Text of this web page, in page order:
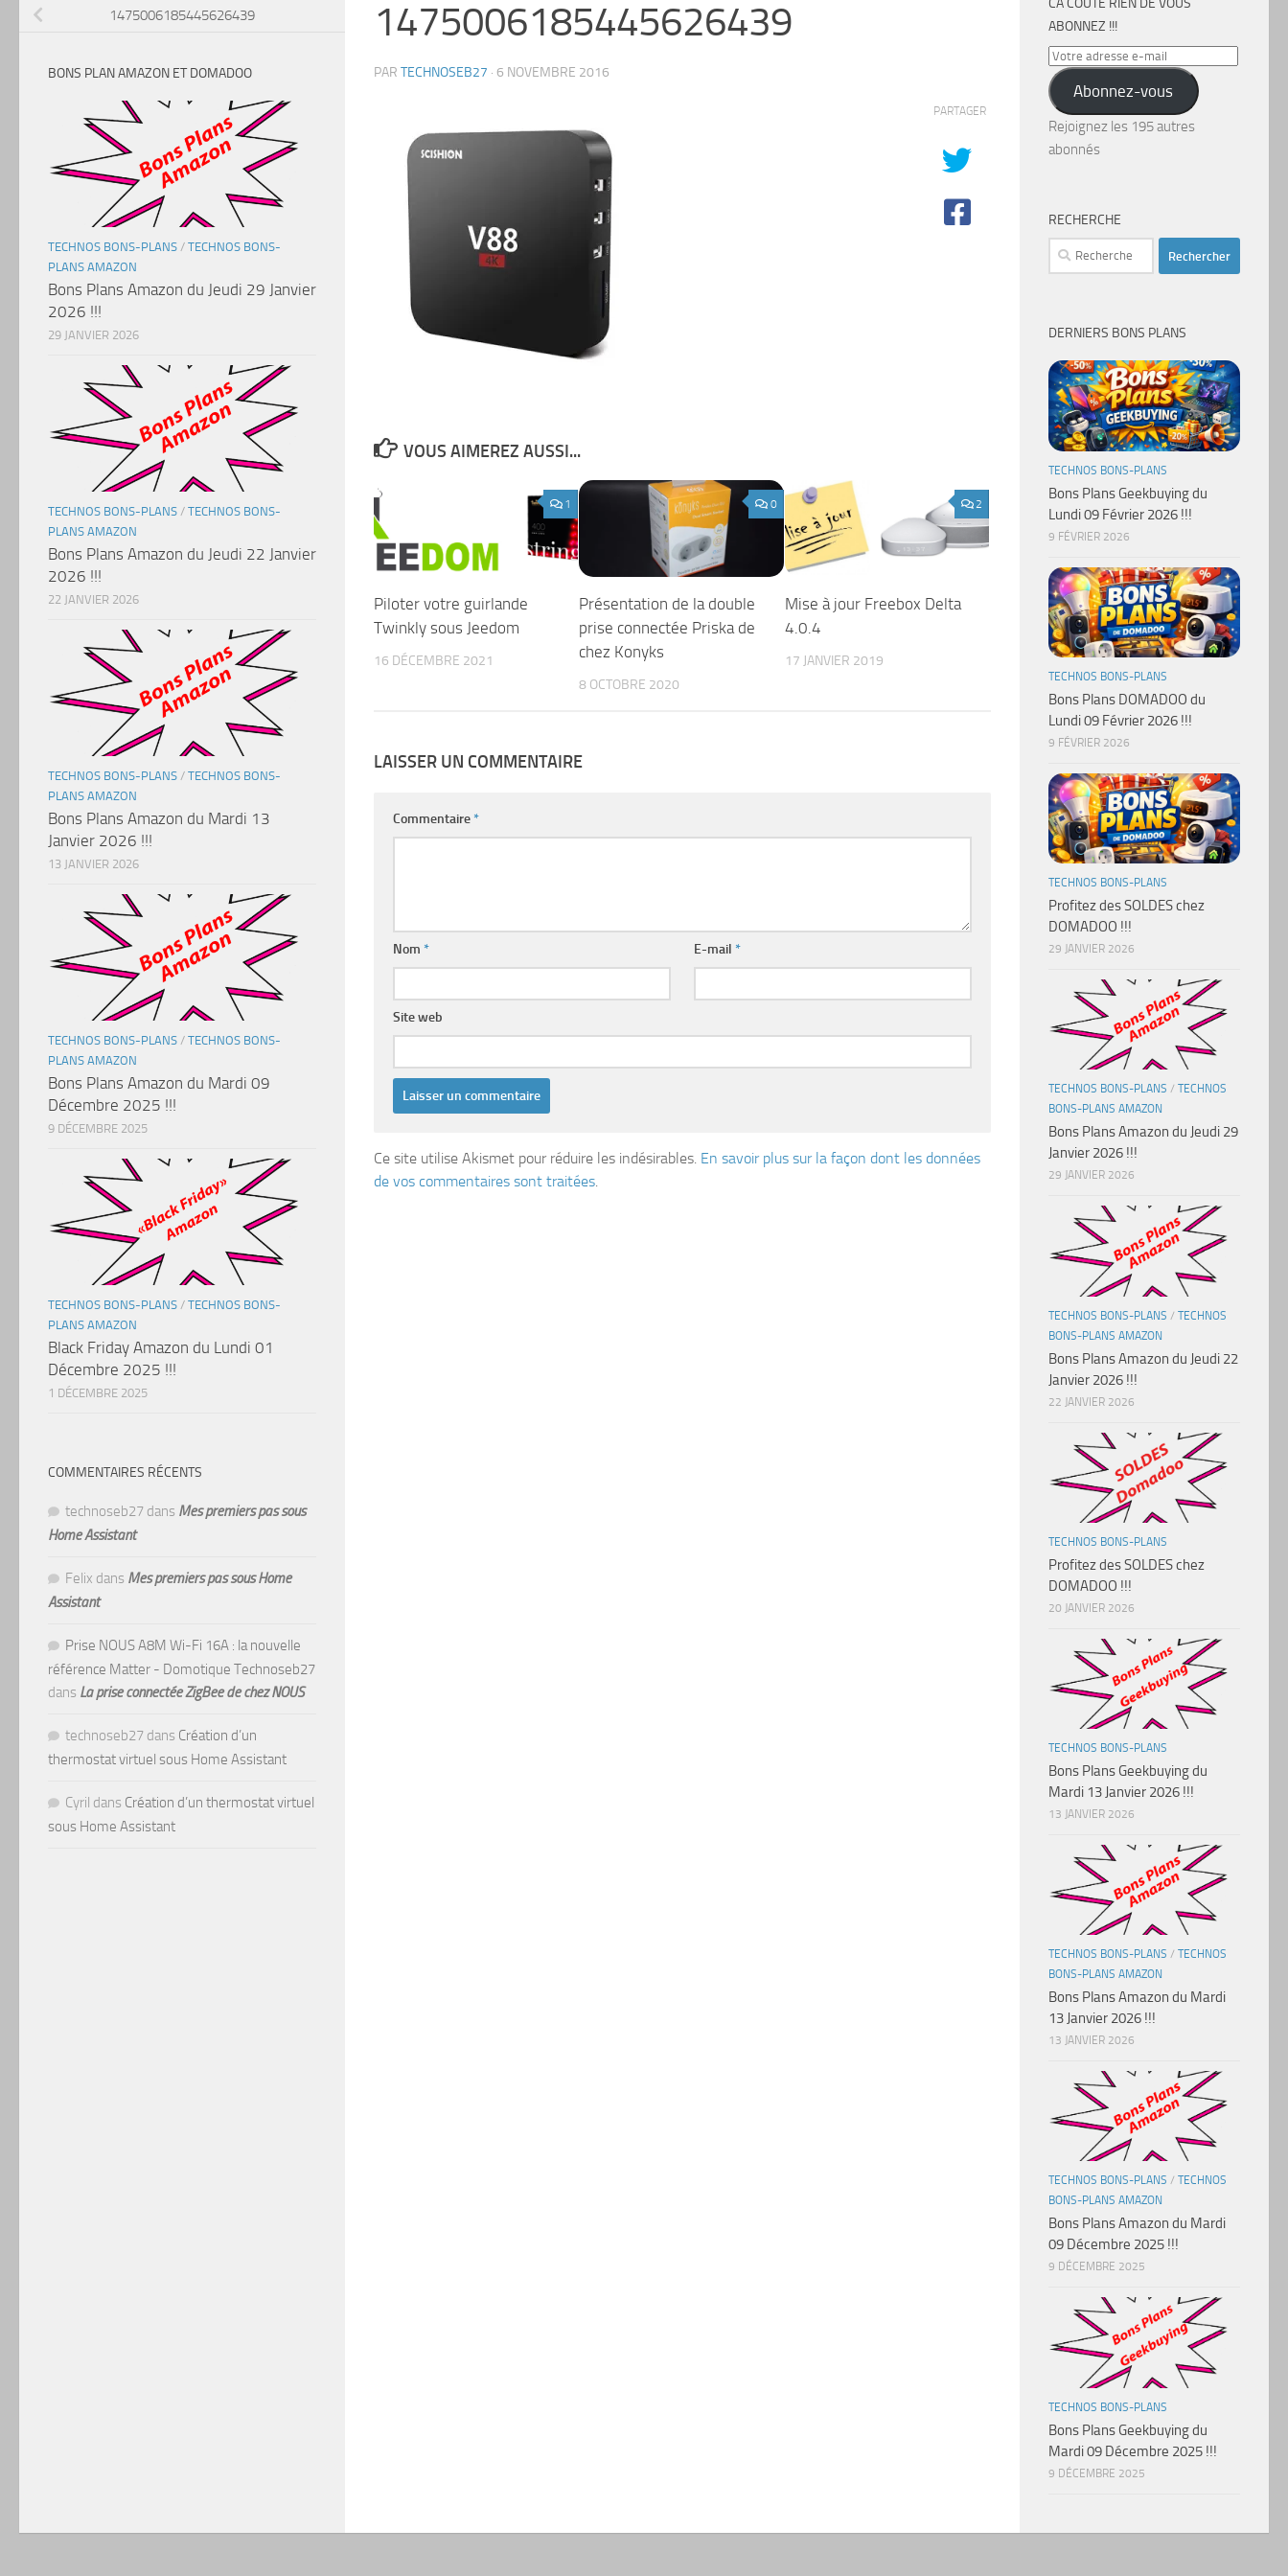
1475006185445626439
PAR TECHNOSEB27 · 6 NOVEMBRE 2016
PARTAGER
VOUS AIMEREZ AUSSI...
1
Piloter votre guirlande
Twinkly sous Jeedom
16 DÉCEMBRE 2021
0
Présentation de la double
prise connectée Priska de
chez Konyks
8 OCTOBRE 2020
2
Mise à jour Freebox Delta
4.0.4
17 JANVIER 2019
LAISSER UN COMMENTAIRE
Commentaire*
Nom * E-mail*
Site web
Ce site utilise Akismet pour réduire les indésirables. En savoir plus sur la façon dont les données
de vos commentaires sont traitées
1475006185445626439
BONS PLAN AMAZON ET DOMADOO
TECHNOS BONS-PLANS / TECHNOS BONS-
PLANS AMAZON
Bons Plans Amazon du Jeudi 29 Janvier
2026 !!!
29 JANVIER 2026
TECHNOS BONS-PLANS / TECHNOS BONS-
PLANS AMAZON
Bons Plans Amazon du Jeudi 22 Janvier
2026 !!!
22 JANVIER 2026
TECHNOS BONS-PLANS / TECHNOS BONS-
PLANS AMAZON
Bons Plans Amazon du Mardi 13
Janvier 2026 !!!
13 JANVIER 2026
TECHNOS BONS-PLANS / TECHNOS BONS-
PLANS AMAZON
Bons Plans Amazon du Mardi 09
Décembre 2025 !!!
9 DÉCEMBRE 2025
TECHNOS BONS-PLANS / TECHNOS BONS-
PLANS AMAZON
Black Friday Amazon du Lundi 01
Décembre 2025 !!!
1 DÉCEMBRE 2025
COMMENTAIRES RÉCENTS
technoseb27 dans Mes premiers pas sous
Home Assistant
Felix dans Mes premiers pas sous Home
Assistant
Prise NOUS A8M Wi-Fi 16A : la nouvelle
référence Matter - Domotique Technoseb27
dans La prise connectée ZigBee de chez NOUS
technoseb27 dans Création d’un
thermostat virtuel sous Home Assistant
Cyril dans Création d’un thermostat virtuel
sous Home Assistant
CA COÛTE RIEN DE VOUS
ABONNEZ !!!
Votre
adresse
e-
mail
Abonnez-vous
Rejoignez les 195 autres
abonnés
RECHERCHE
Rechercher :
DERNIERS BONS PLANS
TECHNOS BONS-PLANS
Bons Plans Geekbuying du
Lundi 09 Février 2026 !!!
9 FÉVRIER 2026
TECHNOS BONS-PLANS
Bons Plans DOMADOO du
Lundi 09 Février 2026 !!!
9 FÉVRIER 2026
TECHNOS BONS-PLANS
Profitez des SOLDES chez
DOMADOO !!!
29 JANVIER 2026
TECHNOS BONS-PLANS / TECHNOS
BONS-PLANS AMAZON
Bons Plans Amazon du Jeudi 29
Janvier 2026 !!!
29 JANVIER 2026
TECHNOS BONS-PLANS / TECHNOS
BONS-PLANS AMAZON
Bons Plans Amazon du Jeudi 22
Janvier 2026 !!!
22 JANVIER 2026
TECHNOS BONS-PLANS
Profitez des SOLDES chez
DOMADOO !!!
20 JANVIER 2026
TECHNOS BONS-PLANS
Bons Plans Geekbuying du
Mardi 13 Janvier 2026 !!!
13 JANVIER 2026
TECHNOS BONS-PLANS / TECHNOS
BONS-PLANS AMAZON
Bons Plans Amazon du Mardi
13 Janvier 2026 !!!
13 JANVIER 2026
TECHNOS BONS-PLANS / TECHNOS
BONS-PLANS AMAZON
Bons Plans Amazon du Mardi
09 Décembre 2025 !!!
9 DÉCEMBRE 2025
TECHNOS BONS-PLANS
Bons Plans Geekbuying du
Mardi 09 Décembre 2025 !!!
9 DÉCEMBRE 2025